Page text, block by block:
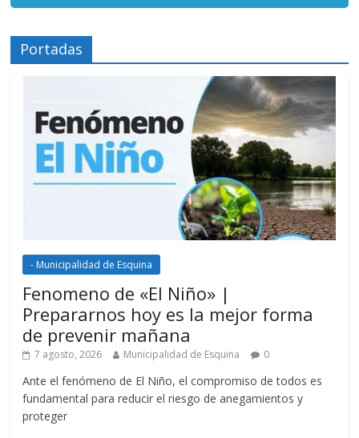
Portadas
- Municipalidad de Esquina
Fenomeno de «El Niño» |
Prepararnos hoy es la mejor forma
de prevenir mañana
7 agosto, 2026 Municipalidad de Esquina 0
Ante el fenómeno de El Niño, el compromiso de todos es
fundamental para reducir el riesgo de anegamientos y
proteger